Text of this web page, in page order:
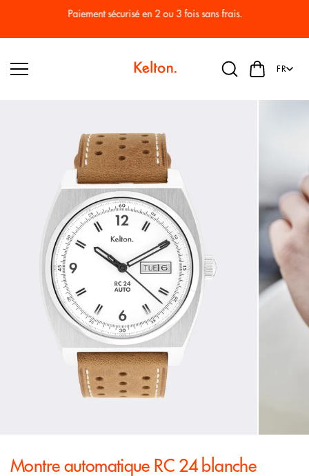
Paiement sécurisé en 2 ou 3 fois sans frais.
FR
Montre automatique RC 24 blanche